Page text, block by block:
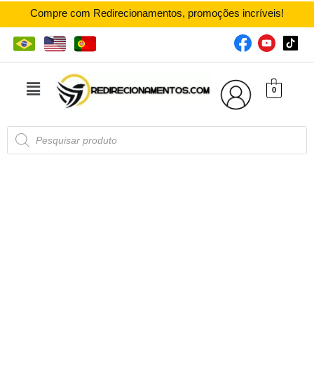
Compre com Redirecionamentos, promoções incríveis!
0